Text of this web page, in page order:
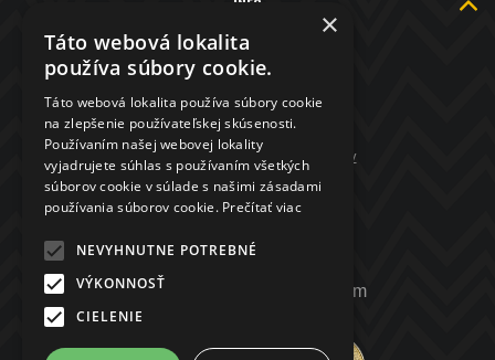
INFO
O nás
Kontakt
KAMENNÁ PREDAJŇA
Spätný výkup striebra
Obchodné podmienky
GDPR - ochrana osobných údajov
KONTAKT
+421 907 208 972
mincenapredaj.sk@gmail.com
×
Táto webová lokalita
používa súbory cookie.
Táto webová lokalita používa súbory cookie
na zlepšenie používateľskej skúsenosti.
Používaním našej webovej lokality
vyjadrujete súhlas s používaním všetkých
súborov cookie v súlade s našimi zásadami
používania súborov cookie. Prečítať viac
NEVYHNUTNE POTREBNÉ
VÝKONNOSŤ
CIELENIE